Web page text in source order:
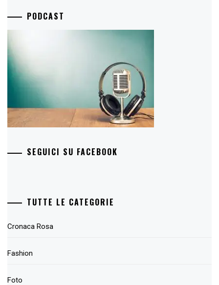
PODCAST
SEGUICI SU FACEBOOK
TUTTE LE CATEGORIE
Cronaca Rosa
Fashion
Foto